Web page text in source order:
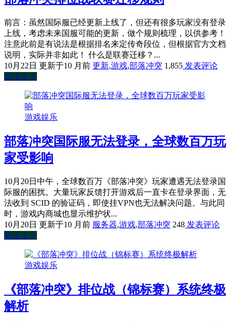
前言：虽然国际服已经更新上线了，但还有很多玩家没有登录
上线，考虑未来国服可能的更新，做个规则梳理，以供参考！
注意此前是有说法是根据排名来定传奇段位，但根据官方文档
说明，实际并非如此！ 什么是联赛迁移？...
10月22日 更新于10 月前 更新,游戏,部落冲突 1,855 发表评论
阅读全文
游戏娱乐
部落冲突国际服无法登录，全球数百万玩
家受影响
10月20日中午，全球数百万《部落冲突》玩家遭遇无法登录国
际服的困扰。大量玩家反馈打开游戏后一直卡在登录界面，无
法收到 SCID 的验证码，即使挂VPN也无法解决问题。与此同
时，游戏内商城也显示维护状...
10月20日 更新于10 月前 服务器,游戏,部落冲突 248 发表评论
阅读全文
游戏娱乐
《部落冲突》排位战（锦标赛）系统终极
解析